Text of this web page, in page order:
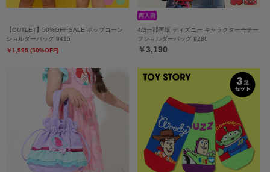
【OUTLET】50%OFF SALE ポップコーン
ショルダーバッグ 9415
￥1,595 (50%OFF)
4/3一部再販 ディズニー キャラクターモチー
フショルダーバッグ 9280
￥3,190